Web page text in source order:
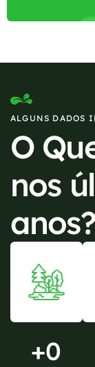
ALGUNS DADOS
O
nos
anos?
+0